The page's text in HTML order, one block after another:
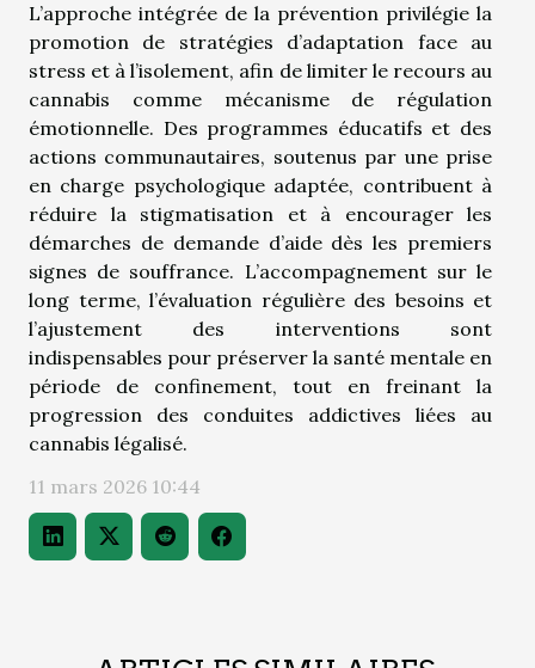
L’approche intégrée de la prévention privilégie la
promotion de stratégies d’adaptation face au
stress et à l’isolement, afin de limiter le recours au
cannabis comme mécanisme de régulation
émotionnelle. Des programmes éducatifs et des
actions communautaires, soutenus par une prise
en charge psychologique adaptée, contribuent à
réduire la stigmatisation et à encourager les
démarches de demande d’aide dès les premiers
signes de souffrance. L’accompagnement sur le
long terme, l’évaluation régulière des besoins et
l’ajustement des interventions sont
indispensables pour préserver la santé mentale en
période de confinement, tout en freinant la
progression des conduites addictives liées au
cannabis légalisé.
11 mars 2026 10:44